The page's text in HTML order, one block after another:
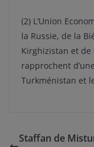
(2) L’Union
la Russie, de la
Kirghizistan et de
rapprochent
Turkménistan et
Staffan de